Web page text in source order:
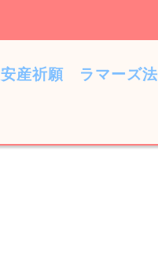
安産祈願
ラマーズ法